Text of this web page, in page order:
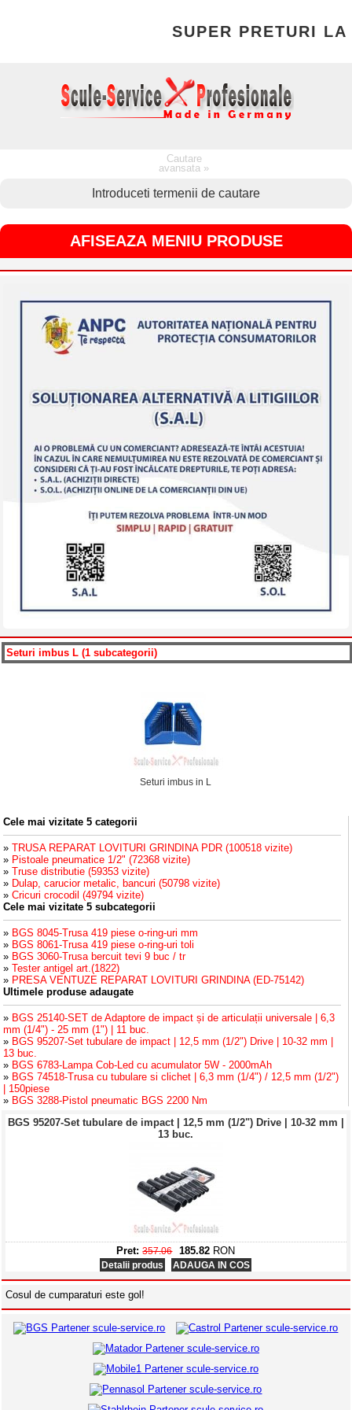
SUPER PRETURI
Cautare
avansata »
AFISEAZA MENIU PRODUSE
Seturi imbus L (1 subcategorii)
Seturi imbus in L
Cele mai vizitate 5 categorii
»TRUSA REPARAT LOVITURI GRINDINA PDR (100518 vizite)
» Pistoale pneumatice 1/2" (72368 vizite)
»Truse distributie (59353 vizite)
» Dulap, carucior metalic, bancuri (50798 vizite)
»Cricuri crocodil (49794 vizite)
Cele mai vizitate 5 subcategorii
» BGS 8045-Trusa 419 piese o-ring-uri mm
» BGS 8061-Trusa 419 piese o-ring-uri toli
» BGS 3060-Trusa bercuit tevi 9 buc / tr
»Tester antigel art.(1822)
» PRESA VENTUZE REPARAT LOVITURI GRINDINA (ED-75142)
Ultimele produse adaugate
» BGS 25140-SET de Adaptore de impact și de articulații universale | 6,3
mm (1/4") - 25 mm (1") | 11 buc.
» BGS 95207-Set tubulare de impact | 12,5 mm (1/2") Drive | 10-32 mm |
13 buc.
» BGS 6783-Lampa Cob-Led cu acumulator 5W - 2000mAh
» BGS 74518-Trusa cu tubulare si clichet | 6,3 mm (1/4") / 12,5 mm (1/2")
| 150piese
» BGS 3288-Pistol pneumatic BGS 2200 Nm
BGS 95207-Set tubulare de impact | 12,5 mm (1/2") Drive | 10-32 mm |
13 buc.
Pret: 357.06 185.82 RON
Detalii produs ADAUGA IN COS
BGS 6783-Lampa Cob-Led cu acumulator 5W - 2000mAh
Pret: 149.23 71.34RON
Detalii produs
Cosul de cumparaturi este gol!